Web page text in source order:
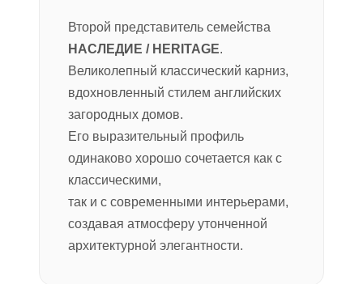
Второй представитель семейства
НАСЛЕДИЕ / HERITAGE.
Великолепный классический карниз,
вдохновленный стилем английских
загородных домов.
Его выразительный профиль
одинаково хорошо сочетается как с
классическими,
так и с современными интерьерами,
создавая атмосферу утонченной
архитектурной элегантности.